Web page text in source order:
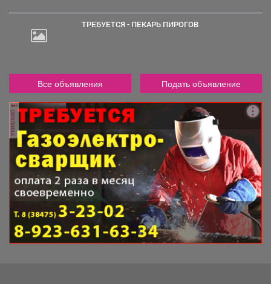
ТРЕБУЕТСЯ - ПЕКАРЬ ПИРОГОВ
Все объявления Подать объявление
реклама